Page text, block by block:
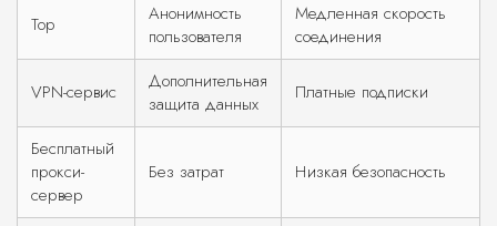
Тор
Анонимность
пользователя
Медленная скорость
соединения
VPN-сервис
Дополнительная
защита данных
Платные подписки
Бесплатный
прокси-
сервер
Без затрат Низкая безопасность